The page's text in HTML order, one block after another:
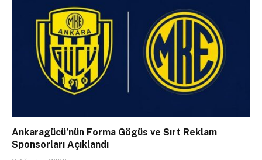
Ankaragücü’nün Forma Gögüs ve Sırt Reklam
Sponsorları Açıklandı